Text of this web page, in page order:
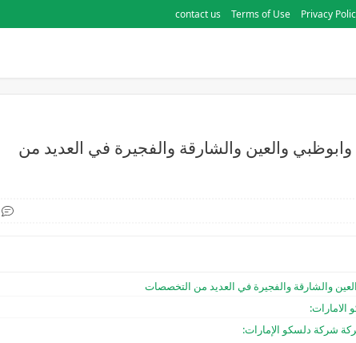
Privacy
Terms of Use
contact us
والعين والشارقة والفجيرة في العديد من
والشارقة والفجيرة في العديد من التخصصات
شركة دلسكو الإمارات: